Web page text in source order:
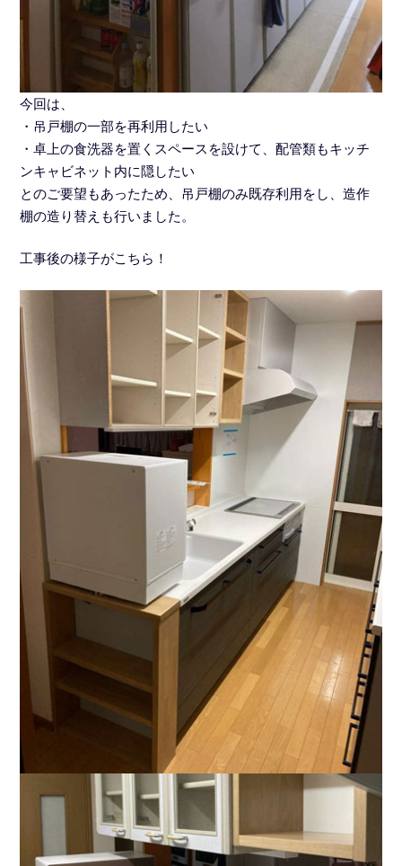
今回は、
・吊戸棚の一部を再利用したい
・卓上の食洗器を置くスペースを設けて、配管類もキッチ
ンキャビネット内に隠したい
とのご要望もあったため、吊戸棚のみ既存利用をし、造作
棚の造り替えも行いました。
工事後の様子がこちら！